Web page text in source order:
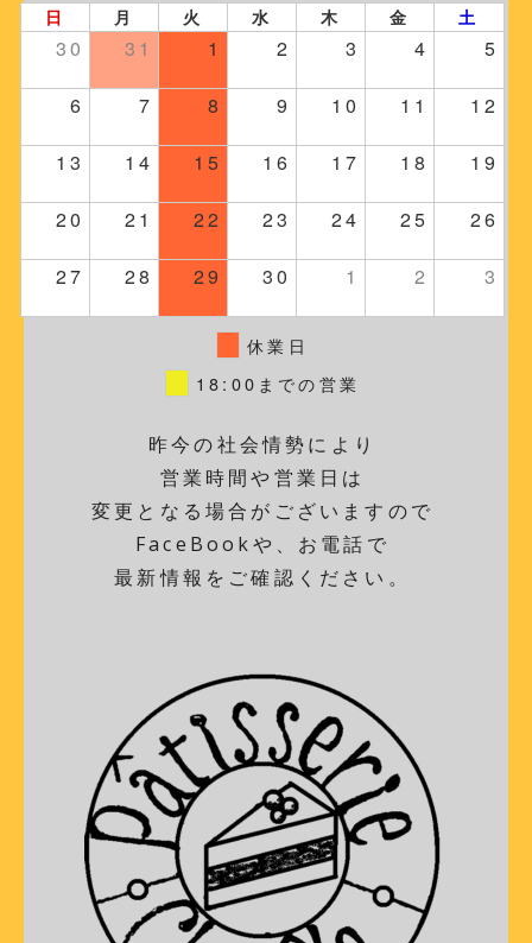
日 月 火 水 木 金 土
30 31 1 2 3 4 5
6 7 8 9 10 11 12
13 14 15 16 17 18 19
20 21 22 23 24 25 26
27 28 29 30 1 2 3
休業日
18:00までの営業
昨今の社会情勢により
営業時間や営業日は
変更となる場合がございますので
FaceBookや、お電話で
最新情報をご確認ください。